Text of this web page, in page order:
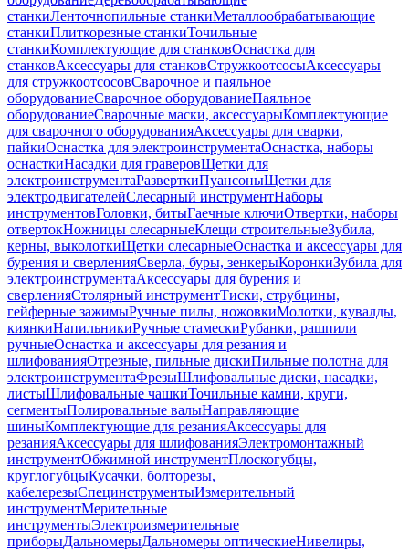
станкиЛенточнопильные станкиМеталлообрабатывающие
станкиПлиткорезные станкиТочильные
станкиКомплектующие для станковОснастка для
станковАксессуары для станковСтружкоотсосыАксессуары
для стружкоотсосовСварочное и паяльное
оборудованиеСварочное оборудованиеПаяльное
оборудованиеСварочные маски, аксессуарыКомплектующие
для сварочного оборудованияАксессуары для сварки,
пайкиОснастка для электроинструментаОснастка, наборы
оснасткиНасадки для граверовЩетки для
электроинструментаРазверткиПуансоныЩетки для
электродвигателейСлесарный инструментНаборы
инструментовГоловки, битыГаечные ключиОтвертки, наборы
отвертокНожницы слесарныеКлещи строительныеЗубила,
керны, выколоткиЩетки слесарныеОснастка и аксессуары для
бурения и сверленияСверла, буры, зенкерыКоронкиЗубила для
электроинструментаАксессуары для бурения и
сверленияСтолярный инструментТиски, струбцины,
гейферные зажимыРучные пилы, ножовкиМолотки, кувалды,
киянкиНапильникиРучные стамескиРубанки, рашпили
ручныеОснастка и аксессуары для резания и
шлифованияОтрезные, пильные дискиПильные полотна для
электроинструментаФрезыШлифовальные диски, насадки,
листыШлифовальные чашкиТочильные камни, круги,
сегментыПолировальные валыНаправляющие
шиныКомплектующие для резанияАксессуары для
резанияАксессуары для шлифованияЭлектромонтажный
инструментОбжимной инструментПлоскогубцы,
круглогубцыКусачки, болторезы,
кабелерезыСпецинструментыИзмерительный
инструментМерительные
инструментыЭлектроизмерительные
приборыДальномерыДальномеры оптическиеНивелиры,